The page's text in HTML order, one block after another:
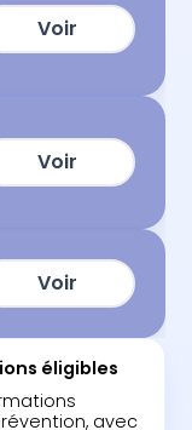
éligibles‍
avec
Voir
Voir
Voir